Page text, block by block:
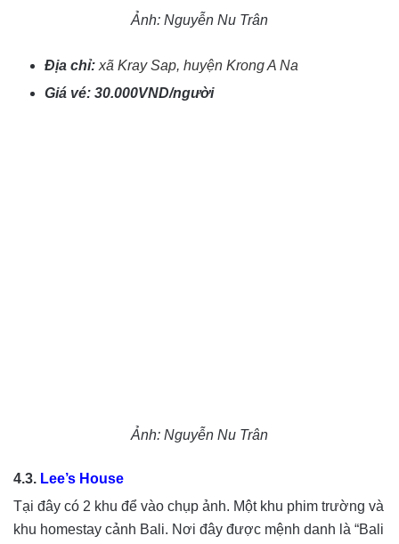
Ảnh: Nguyễn Nu Trân
Địa chỉ: xã Kray Sap, huyện Krong A Na
Giá vé: 30.000VND/người
Ảnh: Nguyễn Nu Trân
4.3. Lee’s House
Tại đây có 2 khu để vào chụp ảnh. Một khu phim trường và
khu homestay cảnh Bali. Nơi đây được mệnh danh là “Bali